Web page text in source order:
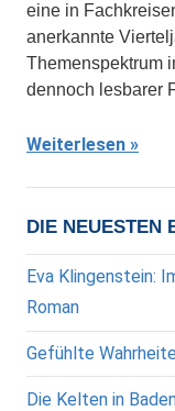
eine in
anerkannte
Themenspektrum
dennoch lesbarer
Weiterlesen
DIE NEUESTEN
Eva Klingenstein:
Roman
Gefühlte
Die Kelten in